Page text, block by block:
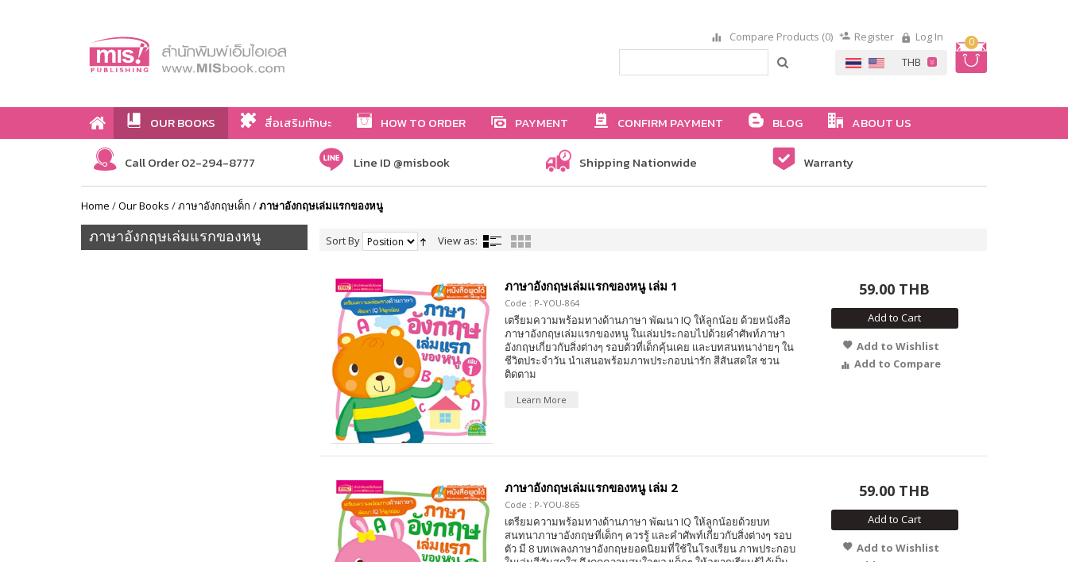
0
Compare Products (0) Register Log In
OUR BOOKS สื่อเสริมทักษะ HOW TO ORDER PAYMENT CONFIRM PAYMENT BLOG ABOUT US
Call Order 02-294-8777 Line ID @misbook Shipping Nationwide Warranty
Home /Our Books /ภาษาอังกฤษเด็ก /ภาษาอังกฤษเล่มแรกของหนู
ภาษาอังกฤษเล่มแรกของหนู Sort By View as:
ภาษาอังกฤษเล่มแรกของหนู เล่ม 1
Code : P-YOU-864
เตรียมความพร้อมทางด้านภาษา พัฒนา IQ ให้ลูกน้อย ด้วยหนังสือ
ภาษาอังกฤษเล่มแรกของหนู ในเล่มประกอบไปด้วยคำศัพท์ภาษา
อังกฤษเกี่ยวกับสิ่งต่างๆ รอบตัวที่เด็กคุ้นเคย และบทสนทนาง่ายๆ ใน
ชีวิตประจำวัน นำเสนอพร้อมภาพประกอบน่ารัก สีสันสดใส ชวน
ติดตาม
Learn More
59.00 THB
Add to Cart
Add to Wishlist
Add to Compare
ภาษาอังกฤษเล่มแรกของหนู เล่ม 2
Code : P-YOU-865
เตรียมความพร้อมทางด้านภาษา พัฒนา IQ ให้ลูกน้อยด้วยบท
สนทนาภาษาอังกฤษที่เด็กๆ ควรรู้ และคำศัพท์เกี่ยวกับสิ่งต่างๆ รอบ
ตัว มี 8 บทเพลงภาษาอังกฤษยอดนิยมที่ใช้ในโรงเรียน ภาพประกอบ
59.00 THB
Add to Cart
Add to Wishlist